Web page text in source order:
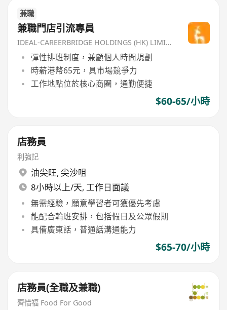
兼職
兼職門店引流專員
IDEAL-CAREERBRIDGE HOLDINGS (HK) LIMITED
彈性排班制度，兼顧個人時間規劃
時薪港幣65元，具市場競爭力
工作地點位於核心商圈，通勤便捷
$60-65/小時
店務員
利強記
油尖旺, 尖沙咀
8小時以上/天, 工作日面議
無需經驗，願意學習者可獲優先考慮
能配合輪班安排，包括假日及公眾假期
具備廣東話，普通話溝通能力
$65-70/小時
店務員(全職及兼職)
齊惜福 Food For Good